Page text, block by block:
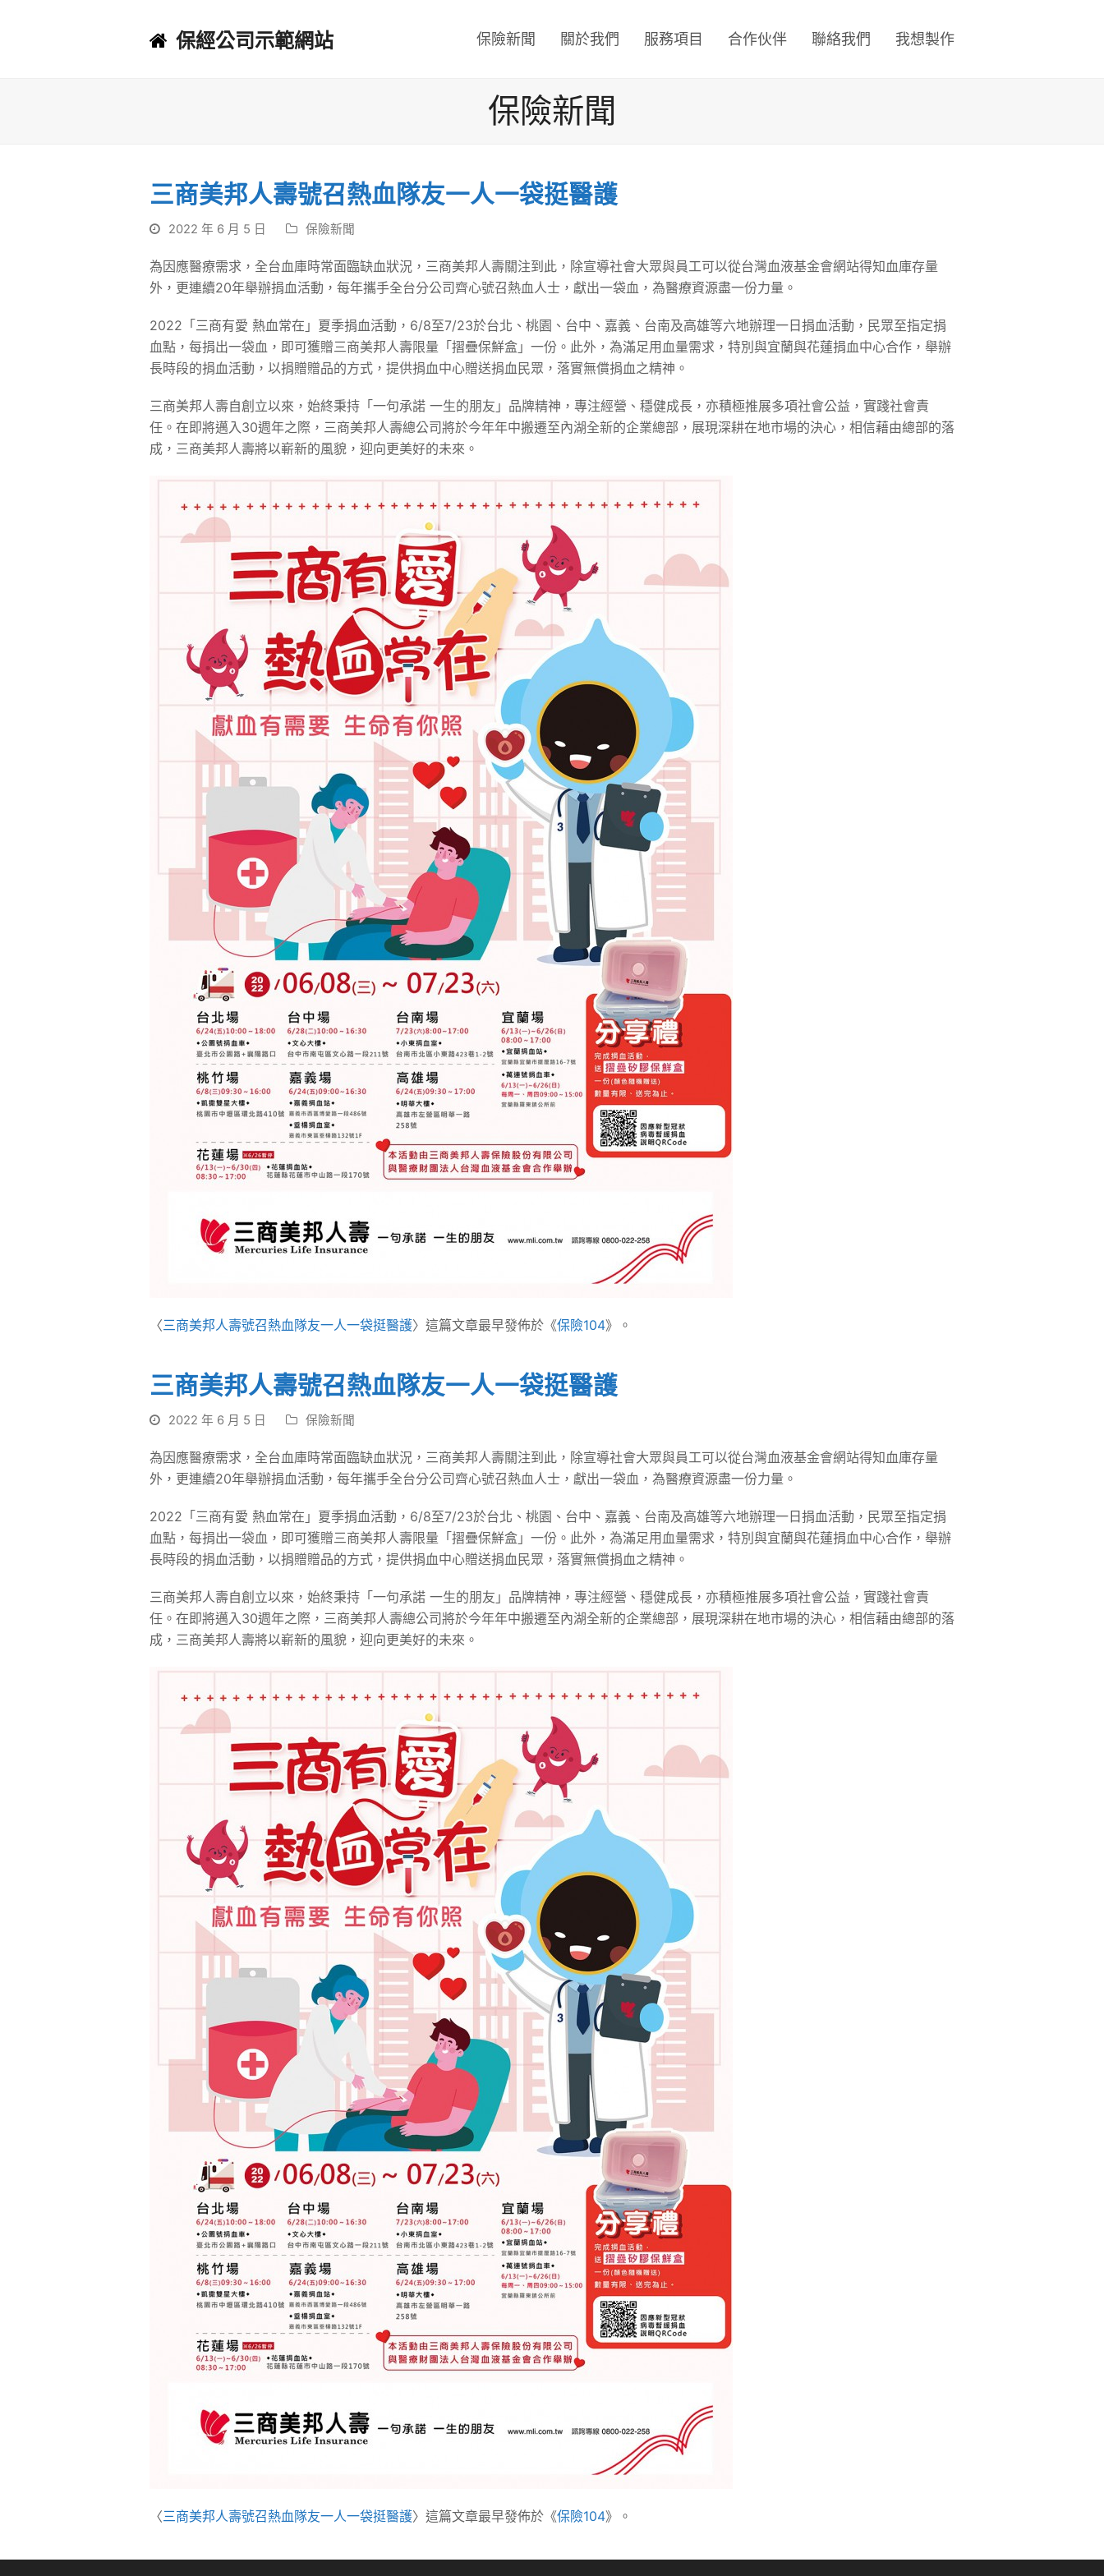
保經公司示範網站 保險新聞 關於我們 服務項目 合作伙伴 聯絡我們 我想製作
保險新聞
三商美邦人壽號召熱血隊友一人一袋挺醫護
2022 年 6 月 5 日 保險新聞
為因應醫療需求，全台血庫時常面臨缺血狀況，三商美邦人壽關注到此，除宣導社會大眾與員工可以從台灣血液基金會網站得知血庫存量
外，更連續20年舉辦捐血活動，每年攜手全台分公司齊心號召熱血人士，獻出一袋血，為醫療資源盡一份力量。
2022「三商有愛 熱血常在」夏季捐血活動，6/8至7/23於台北、桃園、台中、嘉義、台南及高雄等六地辦理一日捐血活動，民眾至指定捐
血點，每捐出一袋血，即可獲贈三商美邦人壽限量「摺疊保鮮盒」一份。此外，為滿足用血量需求，特別與宜蘭與花蓮捐血中心合作，舉辦
長時段的捐血活動，以捐贈贈品的方式，提供捐血中心贈送捐血民眾，落實無償捐血之精神。
三商美邦人壽自創立以來，始終秉持「一句承諾 一生的朋友」品牌精神，專注經營、穩健成長，亦積極推展多項社會公益，實踐社會責
任。在即將邁入30週年之際，三商美邦人壽總公司將於今年年中搬遷至內湖全新的企業總部，展現深耕在地市場的決心，相信藉由總部的落
成，三商美邦人壽將以嶄新的風貌，迎向更美好的未來。
〈三商美邦人壽號召熱血隊友一人一袋挺醫護〉這篇文章最早發佈於《保險104》。
三商美邦人壽號召熱血隊友一人一袋挺醫護
2022 年 6 月 5 日 保險新聞
為因應醫療需求，全台血庫時常面臨缺血狀況，三商美邦人壽關注到此，除宣導社會大眾與員工可以從台灣血液基金會網站得知血庫存量
外，更連續20年舉辦捐血活動，每年攜手全台分公司齊心號召熱血人士，獻出一袋血，為醫療資源盡一份力量。
2022「三商有愛 熱血常在」夏季捐血活動，6/8至7/23於台北、桃園、台中、嘉義、台南及高雄等六地辦理一日捐血活動，民眾至指定捐
血點，每捐出一袋血，即可獲贈三商美邦人壽限量「摺疊保鮮盒」一份。此外，為滿足用血量需求，特別與宜蘭與花蓮捐血中心合作，舉辦
長時段的捐血活動，以捐贈贈品的方式，提供捐血中心贈送捐血民眾，落實無償捐血之精神。
三商美邦人壽自創立以來，始終秉持「一句承諾 一生的朋友」品牌精神，專注經營、穩健成長，亦積極推展多項社會公益，實踐社會責
任。在即將邁入30週年之際，三商美邦人壽總公司將於今年年中搬遷至內湖全新的企業總部，展現深耕在地市場的決心，相信藉由總部的落
成，三商美邦人壽將以嶄新的風貌，迎向更美好的未來。
〈三商美邦人壽號召熱血隊友一人一袋挺醫護〉這篇文章最早發佈於《保險104》。